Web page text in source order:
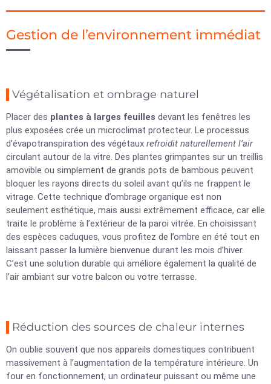
Gestion de l’environnement immédiat
Végétalisation et ombrage naturel
Placer des plantes à larges feuilles devant les fenêtres les
plus exposées crée un microclimat protecteur. Le processus
d’évapotranspiration des végétaux refroidit naturellement l’air
circulant autour de la vitre. Des plantes grimpantes sur un treillis
amovible ou simplement de grands pots de bambous peuvent
bloquer les rayons directs du soleil avant qu’ils ne frappent le
vitrage. Cette technique d’ombrage organique est non
seulement esthétique, mais aussi extrêmement efficace, car elle
traite le problème à l’extérieur de la paroi vitrée. En choisissant
des espèces caduques, vous profitez de l’ombre en été tout en
laissant passer la lumière bienvenue durant les mois d’hiver.
C’est une solution durable qui améliore également la qualité de
l’air ambiant sur votre balcon ou votre terrasse.
Réduction des sources de chaleur internes
On oublie souvent que nos appareils domestiques contribuent
massivement à l’augmentation de la température intérieure. Un
four en fonctionnement, un ordinateur puissant ou même une